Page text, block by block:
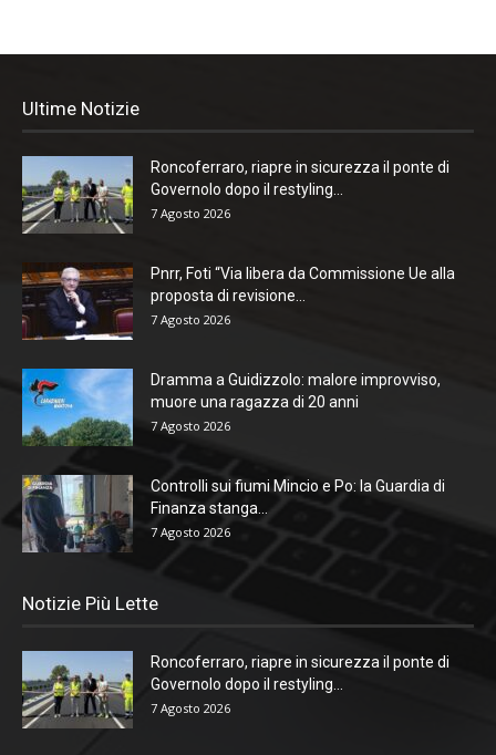
Ultime Notizie
Roncoferraro, riapre in sicurezza il ponte di
Governolo dopo il restyling...
7 Agosto 2026
Pnrr, Foti “Via libera da Commissione Ue alla
proposta di revisione...
7 Agosto 2026
Dramma a Guidizzolo: malore improvviso,
muore una ragazza di 20 anni
7 Agosto 2026
Controlli sui fiumi Mincio e Po: la Guardia di
Finanza stanga...
7 Agosto 2026
Notizie Più Lette
Roncoferraro, riapre in sicurezza il ponte di
Governolo dopo il restyling...
7 Agosto 2026